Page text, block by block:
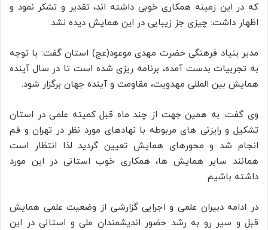
که در این زمینه همکاری خوبی داشته اند، تقدیر و تشکر نمود و
اظهار داشت: چیزی جز زیبایی در این همایش دیده نشد.
مدیر بنیاد فرهنگی حضرت مهدی موعود(عج) استان گفت: با توجه
به تجربیات بدست آمده، برنامه ریزی شده است تا در سال آینده
همایش بین المللی مهدویت، مقاومت و آینده جهان برگزار شود.
وی گفت: به همین جهت از چند ماه قبل کمیته علمی در استان
تشکیل و رایزنی های مربوطه با نهادهای مورد نظر در تهران و قم
انجام شد و محورهای همایش تعیین گردید لذا انتظار است
همانند سایر همایش ها، همکاری خوب استانی در این مورد
داشته باشیم.
در ادامه دبیران علمی و اجرایی گزارشی از وضعیت علمی همایش
قبل و سیر رو به رشد حضور اندیشمندان ملی و استانی در این